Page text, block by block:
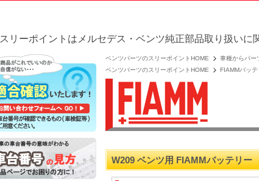
スリーポイントはメルセデス・ベンツ純正部品取り扱いに
ベンツパーツのスリーポイントHOME 車種からパー
ベンツパーツのスリーポイントHOME
FIAMMバッテ
W209 ベンツ用 FIAMMバッテリー